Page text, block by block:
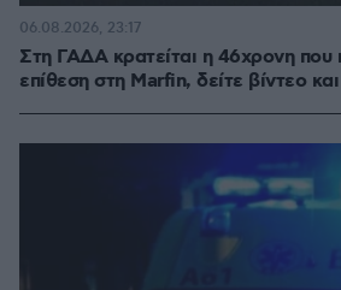
Στη ΓΑΔΑ κρατείται η 46χρονη που
επίθεση στη Marfin, δείτε βίντεο
06.08.2026, 23:17